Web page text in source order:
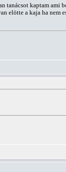
tanácsot kaptam ami
elötte a kaja ha nem